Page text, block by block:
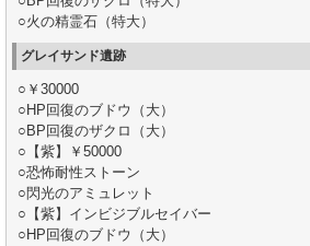
○火の精霊石（特大）
グレイサンド遺跡
○￥30000
○HP回復のブドウ（大）
○BP回復のザクロ（大）
○【紫】￥50000
○恐怖耐性ストーン
○閃光のアミュレット
○【紫】インビジブルセイバー
○HP回復のブドウ（大）